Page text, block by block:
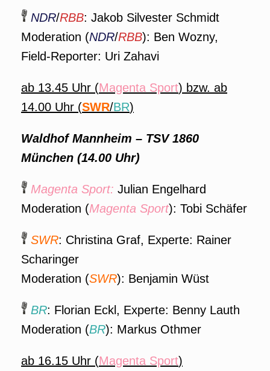
NDR/RBB: Jakob Silvester Schmidt
Moderation (NDR/RBB): Ben Wozny,
Field-Reporter: Uri Zahavi
ab 13.45 Uhr (Magenta Sport) bzw. ab
14.00 Uhr (SWR/BR)
Waldhof Mannheim – TSV 1860
München (14.00 Uhr)
Magenta Sport: Julian Engelhard
Moderation (Magenta Sport): Tobi Schäfer
SWR: Christina Graf, Experte: Rainer
Scharinger
Moderation (SWR): Benjamin Wüst
BR: Florian Eckl, Experte: Benny Lauth
Moderation (BR): Markus Othmer
ab 16.15 Uhr (Magenta Sport)